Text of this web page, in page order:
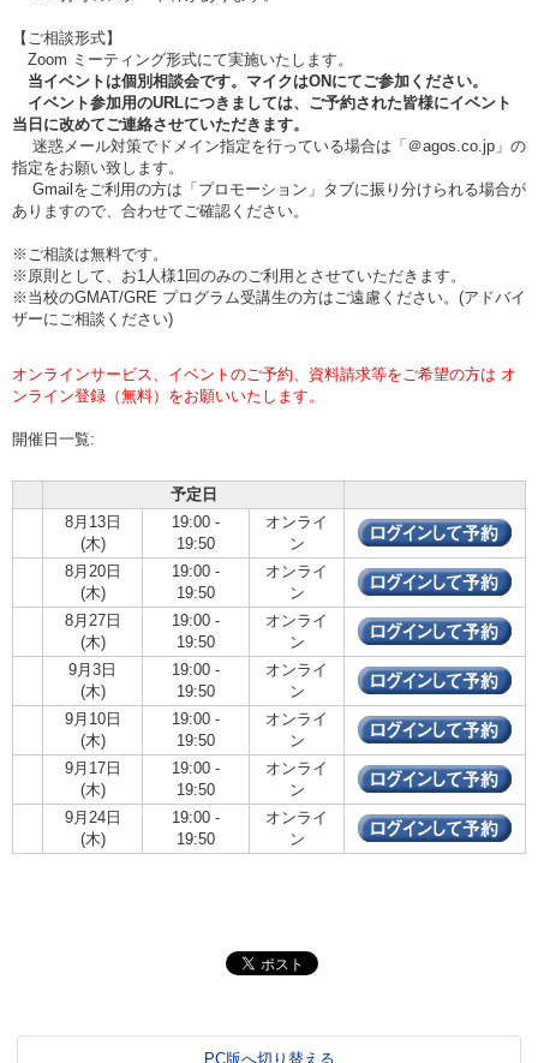
【ご相談形式】
Zoom ミーティング形式にて実施いたします。
当イベントは個別相談会です。マイクはONにてご参加ください。
イベント参加用のURLにつきましては、ご予約された皆様にイベント
当日に改めてご連絡させていただきます。
迷惑メール対策でドメイン指定を行っている場合は「＠agos.co.jp」の
指定をお願い致します。
Gmailをご利用の方は「プロモーション」タブに振り分けられる場合が
ありますので、合わせてご確認ください。
※ご相談は無料です。
※原則として、お1人様1回のみのご利用とさせていただきます。
※当校のGMAT/GRE プログラム受講生の方はご遠慮ください。(アドバイ
ザーにご相談ください)
オンラインサービス、イベントのご予約、資料請求等をご希望の方は オ
ンライン登録（無料）をお願いいたします。
開催日一覧:
予定日
8月13日
(木)
19:00 -
19:50
オンライ
ン
8月20日
(木)
19:00 -
19:50
オンライ
ン
8月27日
(木)
19:00 -
19:50
オンライ
ン
9月3日
(木)
19:00 -
19:50
オンライ
ン
9月10日
(木)
19:00 -
19:50
オンライ
ン
9月17日
(木)
19:00 -
19:50
オンライ
ン
9月24日
(木)
19:00 -
19:50
オンライ
ン
PC版へ切り替える